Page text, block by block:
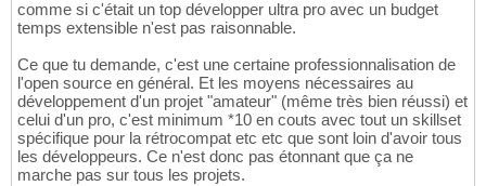
comme si c'était un top développer ultra pro avec un budget
temps extensible n'est pas raisonnable.
Ce que tu demande, c'est une certaine professionnalisation de
l'open source en général. Et les moyens nécessaires au
développement d'un projet "amateur" (même très bien réussi) et
celui d'un pro, c'est minimum *10 en couts avec tout un skillset
spécifique pour la rétrocompat etc etc que sont loin d'avoir tous
les développeurs. Ce n'est donc pas étonnant que ça ne
marche pas sur tous les projets.